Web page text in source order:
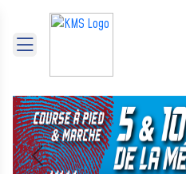
Précédent
Panneau de gestion des cookies